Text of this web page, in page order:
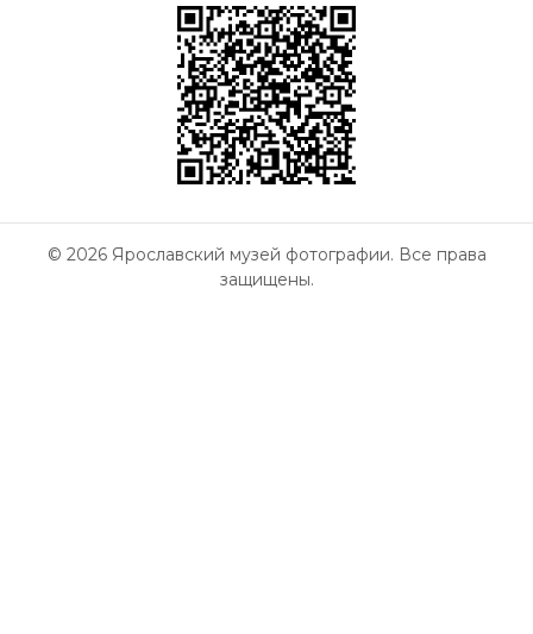
© 2026 Ярославский музей фотографии. Все права
защищены.